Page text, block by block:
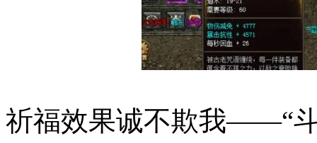
祈福效果诚不欺我——“